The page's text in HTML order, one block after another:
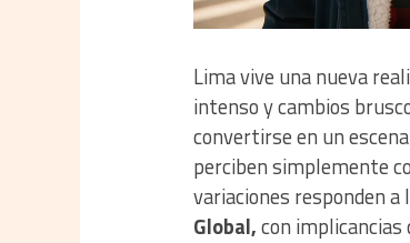
Lima vive una nueva
intenso y cambios
convertirse en un
perciben simplemente
variaciones responden
Global,con